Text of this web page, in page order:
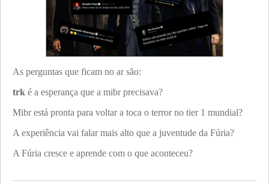
As perguntas que ficam no ar são:
trk é a esperança que a mibr precisava?
Mibr está pronta para voltar a toca o terror no tier 1 mundial?
A experiência vai falar mais alto que a juventude da Fúria?
A Fúria cresce e aprende com o que aconteceu?